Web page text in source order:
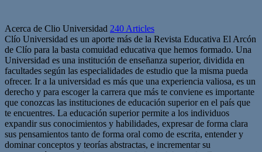
Acerca de Clio Universidad 240 Articles
Clío Universidad es un aporte más de la Revista Educativa El Arcón
de Clío para la basta comuidad educativa que hemos formado. Una
Universidad es una institución de enseñanza superior, dividida en
facultades según las especialidades de estudio que la misma pueda
ofrecer. Ir a la universidad es más que una experiencia valiosa, es un
derecho y para escoger la carrera que más te conviene es importante
que conozcas las instituciones de educación superior en el país que
te encuentres. La educación superior permite a los individuos
expandir sus conocimientos y habilidades, expresar de forma clara
sus pensamientos tanto de forma oral como de escrita, entender y
dominar conceptos y teorías abstractas, e incrementar su